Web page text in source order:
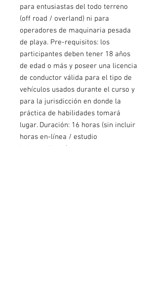
para entusiastas del todo terreno
(off road / overland) ni para
operadores de maquinaria pesada
de playa. Pre-requisitos: los
participantes deben tener 18 años
de edad o más y poseer una licencia
de conductor válida para el tipo de
vehículos usados durante el curso y
para la jurisdicción en donde la
práctica de habilidades tomará
lugar. Duración: 16 horas (sin incluir
horas en-línea / estudio
independiente).